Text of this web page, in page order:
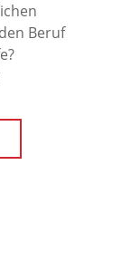
Beruf